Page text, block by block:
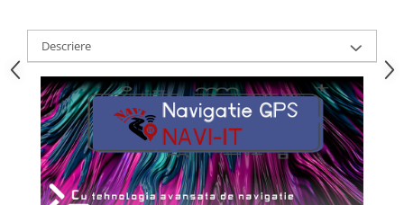
Descriere